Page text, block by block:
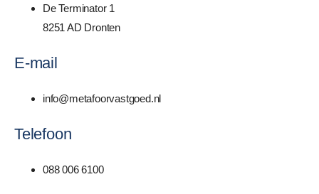
De Terminator 1
8251 AD Dronten
E-mail
info@metafoorvastgoed.nl
Telefoon
088 006 6100